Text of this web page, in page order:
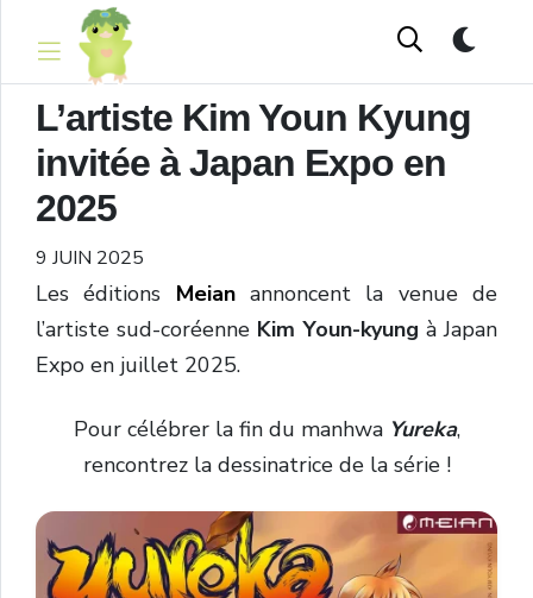
L’artiste Kim Youn Kyung
invitée à Japan Expo en
2025
9 JUIN 2025
Les éditions Meianannoncent la venue de
l’artiste sud-coréenne Kim Youn-kyung à Japan
Expo en juillet 2025.
Pour célébrer la fin du manhwa Yureka,
rencontrez la dessinatrice de la série !